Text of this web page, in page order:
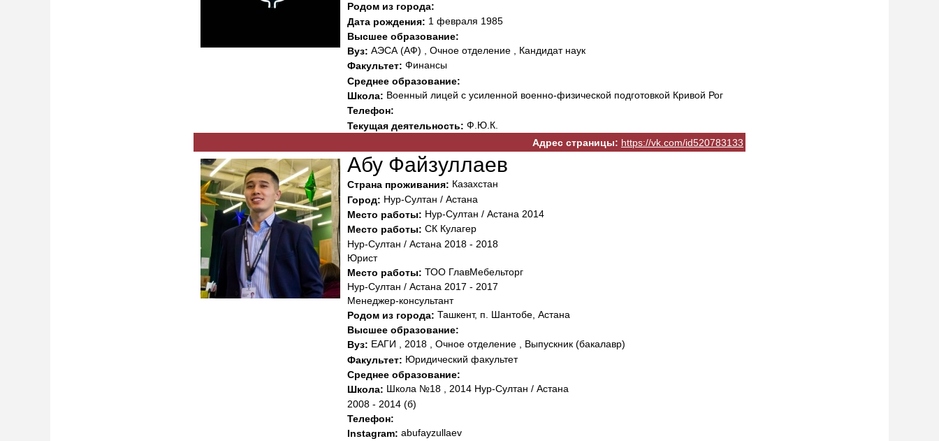
Родом из города:
Дата рождения: 1 февраля 1985
Высшее образование:
Вуз: АЭСА (АФ) , Очное отделение , Кандидат наук
Факультет: Финансы
Среднее образование:
Школа: Военный лицей с усиленной военно-физической подготовкой Кривой Рог
Телефон:
Текущая деятельность: Ф.Ю.К.
Адрес страницы: https://vk.com/id520783133
Абу Файзуллаев
Страна проживания: Казахстан
Город: Нур-Султан / Астана
Место работы: Нур-Султан / Астана 2014
Место работы: СК Кулагер
Нур-Султан / Астана 2018 - 2018
Юрист
Место работы: ТОО ГлавМебельторг
Нур-Султан / Астана 2017 - 2017
Менеджер-консультант
Родом из города: Ташкент, п. Шантобе, Астана
Высшее образование:
Вуз: ЕАГИ , 2018 , Очное отделение , Выпускник (бакалавр)
Факультет: Юридический факультет
Среднее образование:
Школа: Школа №18 , 2014 Нур-Султан / Астана
2008 - 2014 (б)
Телефон:
Instagram: abufayzullaev